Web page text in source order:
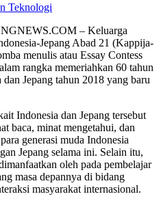
Teknologi
– Keluarga
Jepang Abad 21 (Kappija-
menulis atau Essay Contess
rangka memeriahkan 60 tahun
Jepang tahun 2018 yang baru
Indonesia dan Jepang tersebut
baca, minat mengetahui, dan
generasi muda Indonesia
Jepang selama ini. Selain itu,
oleh pada pembelajar
masa depannya di bidang
masyarakat internasional.